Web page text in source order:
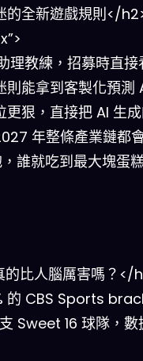
的全新遊戲規則</
理教練，招募時直接
則能拿到客製化預測
狠，直接把 AI 生
年整條產業鏈都
誰就吃到最大塊蛋
比人腦厲害嗎？</
的 CBS Sports
Sweet 16 球隊，數